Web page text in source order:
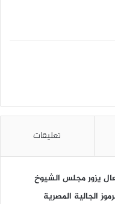
تعليقات
يزور مجلس الشيوخ
الجالية المصرية